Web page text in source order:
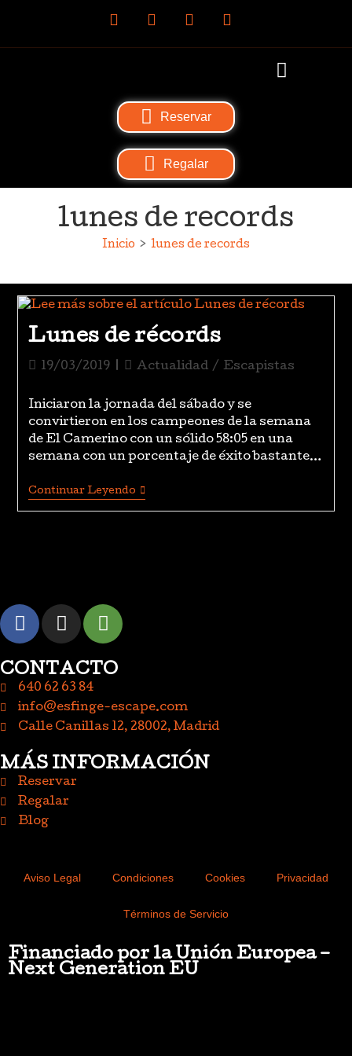
Reservar
Regalar
lunes de records
Inicio > lunes de records
Lunes de récords
19/03/2019 Actualidad / Escapistas
Iniciaron la jornada del sábado y se
convirtieron en los campeones de la semana
de El Camerino con un sólido 58:05 en una
semana con un porcentaje de éxito bastante…
Continuar Leyendo
CONTACTO
640 62 63 84
info@esfinge-escape.com
Calle Canillas 12, 28002, Madrid
MÁS INFORMACIÓN
Reservar
Regalar
Blog
Aviso Legal Condiciones Cookies Privacidad
Términos de Servicio
Financiado por la Unión Europea –
Next Generation EU